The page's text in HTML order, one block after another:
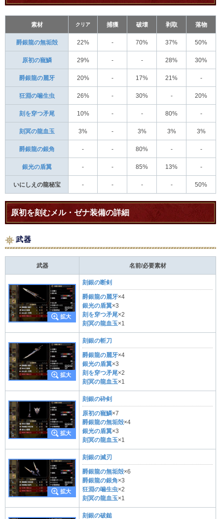
素材 クリア 捕獲 破壊 剥取 落物
爵銀龍の無垢殻 22% - 70% 37% 50%
原初の寵鱗 29% - - 28% 30%
爵銀龍の麗牙 20% - 17% 21% -
狂淵の噛生虫 26% - 30% - 20%
刻を穿つ矛尾 10% - - 80% -
刻冥の龍血玉 3% - 3% 3% 3%
爵銀龍の銀角 - - 80% - -
銀光の盾翼 - - 85% 13% -
いにしえの龍秘宝 - - - - 50%
原初を刻むメル・ゼナ装備の詳細
武器
武器 名前/必要素材
刻銀の断剣
爵銀龍の麗牙×4
銀光の盾翼×3
刻を穿つ矛尾×2
刻冥の龍血玉×1
刻銀の斬刀
爵銀龍の麗牙×4
銀光の盾翼×3
刻を穿つ矛尾×2
刻冥の龍血玉×1
刻銀の砕剣
原初の寵鱗×7
爵銀龍の無垢殻×4
銀光の盾翼×3
刻冥の龍血玉×1
刻銀の滅刃
爵銀龍の無垢殻×6
爵銀龍の銀角×3
狂淵の噛生虫×2
刻冥の龍血玉×1
刻銀の破鎚